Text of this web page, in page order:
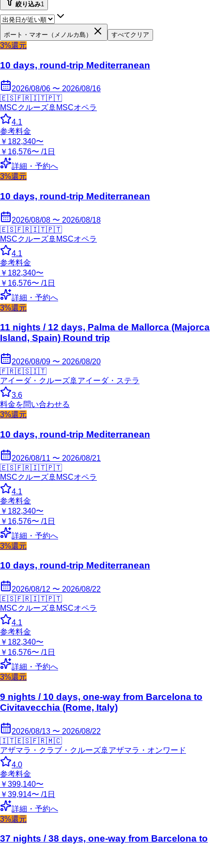
絞り込み1
ポート・マオー（メノルカ島） すべてクリア
3%還元
10 days, round-trip Mediterranean
2026/08/06 〜 2026/08/16
🇪🇸🇫🇷🇮🇹🇵🇹
MSCクルーズ🚢 MSCオペラ
4.1
参考料金
￥182,340〜
￥16,576〜 /1日
詳細・予約へ
3%還元
10 days, round-trip Mediterranean
2026/08/08 〜 2026/08/18
🇪🇸🇫🇷🇮🇹🇵🇹
MSCクルーズ🚢 MSCオペラ
4.1
参考料金
￥182,340〜
￥16,576〜 /1日
詳細・予約へ
3%還元
11 nights / 12 days, Palma de Mallorca (Majorca
Island, Spain) Round trip
2026/08/09 〜 2026/08/20
🇫🇷🇪🇸🇮🇹
アイーダ・クルーズ🚢 アイーダ・ステラ
3.6
料金を問い合わせる
3%還元
10 days, round-trip Mediterranean
2026/08/11 〜 2026/08/21
🇪🇸🇫🇷🇮🇹🇵🇹
MSCクルーズ🚢 MSCオペラ
4.1
参考料金
￥182,340〜
￥16,576〜 /1日
詳細・予約へ
3%還元
10 days, round-trip Mediterranean
2026/08/12 〜 2026/08/22
🇪🇸🇫🇷🇮🇹🇵🇹
MSCクルーズ🚢 MSCオペラ
4.1
参考料金
￥182,340〜
￥16,576〜 /1日
詳細・予約へ
3%還元
9 nights / 10 days, one-way from Barcelona to
Civitavecchia (Rome, Italy)
2026/08/13 〜 2026/08/22
🇮🇹🇪🇸🇫🇷🇲🇨
アザマラ・クラブ・クルーズ🚢 アザマラ・オンワード
4.0
参考料金
￥399,140〜
￥39,914〜 /1日
詳細・予約へ
3%還元
37 nights / 38 days, one-way from Barcelona to